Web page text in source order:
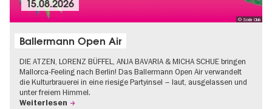
© Soda Club
15.08.2026
Ballermann Open Air
DIE ATZEN, LORENZ BÜFFEL, ANJA BAVARIA & MICHA SCHUE bringen
Mallorca-Feeling nach Berlin! Das Ballermann Open Air verwandelt
die Kulturbrauerei in eine riesige Partyinsel – laut, ausgelassen und
unter freiem Himmel.
Weiterlesen